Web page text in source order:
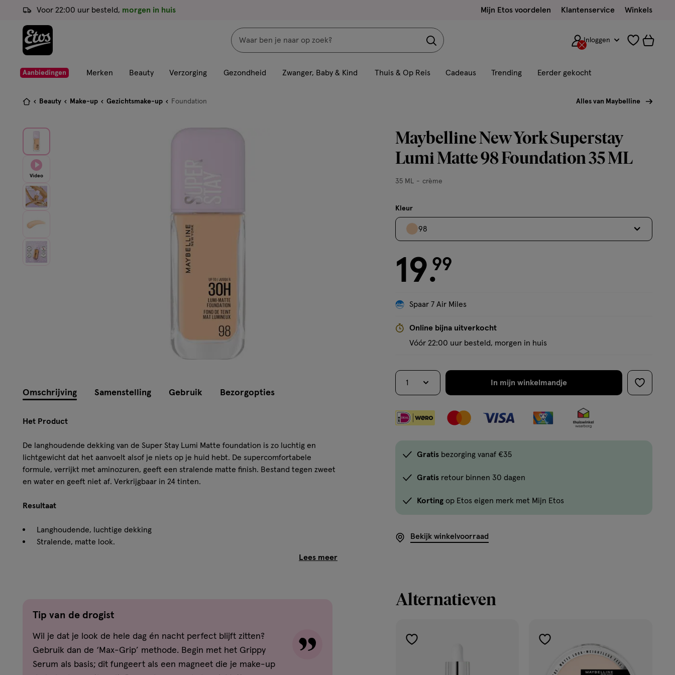
ga
de
hoofd
ga
de
footer
Voor 22:00 uur besteld, morgen in huis Mijn Etos voordelen Klantenservice Winkels
Zoeken
met
volledig
Inloggen
Aanbiedingen Merken Beauty Verzorging Gezondheid Zwanger, Baby & Kind Thuis & Op Reis Cadeaus Trending Eerder gekocht
Je
hier:
Beauty Make-up Gezichtsmake-up Foundation Alles van Maybelline
Maybelline New York Superstay
Lumi Matte 98 Foundation 35 ML
35
crème
35 ML crème
Instellingen aanpassen
Video
Kleur
98
€ 19.99
19.99
Spaar 7 Air Miles
Online bijna uitverkocht
Vóór 22:00 uur besteld, morgen in huis
1 In mijn winkelmandje
verhoog
met
nog
Gratisbezorging vanaf €35
Gratisretour binnen 30 dagen
Kortingop Etos eigen merk met Mijn Etos
Bekijk winkelvoorraad
Omschrijving Samenstelling Gebruik Bezorgopties
Het Product
De langhoudende dekking van de Super Stay Lumi Matte foundation is zo luchtig en
lichtgewicht dat het aanvoelt alsof je niets op je huid hebt. De supercomfortabele
formule, verrijkt met aminozuren, geeft een stralende matte finish. Bestand tegen zweet
en water en geeft niet af. Verkrijgbaar in 24 tinten.
Resultaat
Langhoudende, luchtige dekking
Stralende, matte look.
huid. Verdeel gelijkmatig over de huid met een foundationkwast, vingers of een make-
upspons. Breng indien nodig meer foundation aan voor een meer dekkende laag.
Tip van de drogist
Wil je dat je look de hele dag én nacht perfect blijft zitten?
Gebruik dan de ‘Max-Grip’ methode. Begin met het Grippy
Serum als basis; dit fungeert als een magneet die je make-up
Alternatieven
toevoegen
toevoegen
verlanglijst